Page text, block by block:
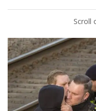
Scroll